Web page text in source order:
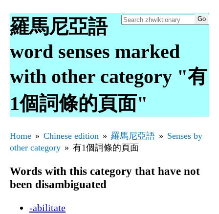
羅馬尼亞語
word senses marked
with other category "有
1個詞條的頁面"
Home Chinese edition 羅馬尼亞語
Senses by
other category
有1個詞條的頁面
Words with this category that have not
been disambiguated
-abilitate